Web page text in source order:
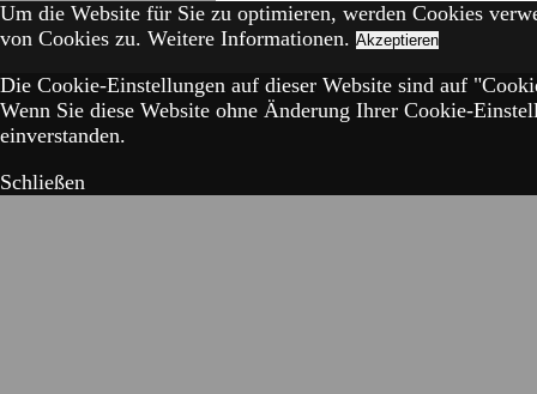
Um die Website für Sie zu optimieren, werden Cookies
von Cookies zu. Weitere Informationen. Akzeptieren
Die Cookie-Einstellungen auf dieser Website sind auf
Wenn Sie diese Website ohne Änderung Ihrer Cookie-
einverstanden.
Schließen